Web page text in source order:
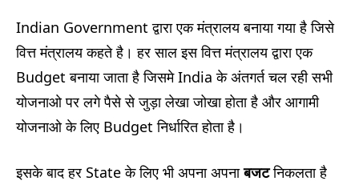
Indian Government द्वारा एक मंत्रालय बनाया गया है जिसे
वित्त मंत्रालय कहते है। हर साल इस वित्त मंत्रालय द्वारा एक
Budget बनाया जाता है जिसमे India के अंतगर्त चल रही सभी
योजनाओ पर लगे पैसे से जुड़ा लेखा जोखा होता है और आगामी
योजनाओ के लिए Budget निर्धारित होता है।
इसके बाद हर State के लिए भी अपना अपनाबजटनिकलता है